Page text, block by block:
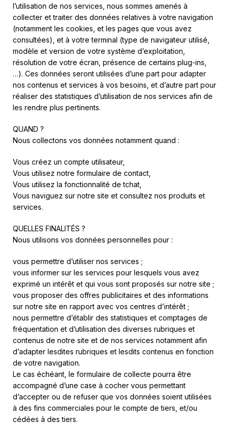
l’utilisation de nos services, nous sommes amenés à
collecter et traiter des données relatives à votre navigation
(notamment les cookies, et les pages que vous avez
consultées), et à votre terminal (type de navigateur utilisé,
modèle et version de votre système d’exploitation,
résolution de votre écran, présence de certains plug-ins,
…). Ces données seront utilisées d’une part pour adapter
nos contenus et services à vos besoins, et d’autre part pour
réaliser des statistiques d’utilisation de nos services afin de
les rendre plus pertinents.
QUAND ?
Nous collectons vos données notamment quand :
Vous créez un compte utilisateur,
Vous utilisez notre formulaire de contact,
Vous utilisez la fonctionnalité de tchat,
Vous naviguez sur notre site et consultez nos produits et
services.
QUELLES FINALITÉS ?
Nous utilisons vos données personnelles pour :
vous permettre d’utiliser nos services ;
vous informer sur les services pour lesquels vous avez
exprimé un intérêt et qui vous sont proposés sur notre site ;
vous proposer des offres publicitaires et des informations
sur notre site en rapport avec vos centres d’intérêt ;
nous permettre d’établir des statistiques et comptages de
fréquentation et d’utilisation des diverses rubriques et
contenus de notre site et de nos services notamment afin
d’adapter lesdites rubriques et lesdits contenus en fonction
de votre navigation.
Le cas échéant, le formulaire de collecte pourra être
accompagné d’une case à cocher vous permettant
d’accepter ou de refuser que vos données soient utilisées
à des fins commerciales pour le compte de tiers, et/ou
cédées à des tiers.